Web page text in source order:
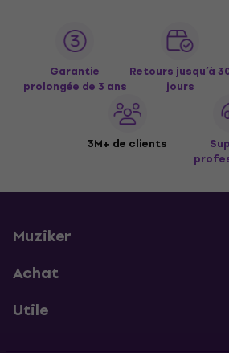
Garantie
prolongée de 3 ans
Retours jusqu’à
jours
3M+ de clients
Muziker
Achat
Utile